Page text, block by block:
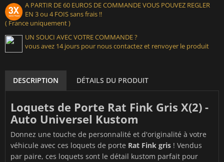
A PARTIR DE 60 EUROS DE COMMANDE VOUS POUVEZ REGLER
EN 3 ou 4 FOIS sans frais !!
( France uniquement )
UN SOUCI AVEC VOTRE COMMANDE ?
vous avez 14 jours pour nous contactez et renvoyer le produit
DESCRIPTION DÉTAILS DU PRODUIT
Loquets de Porte Rat Fink Gris X(2) -
Auto Universel Kustom
Donnez une touche de personnalité et d'originalité à votre
véhicule avec ces loquets de porte Rat Fink gris ! Vendus
par paire, ces loquets sont le détail kustom parfait pour